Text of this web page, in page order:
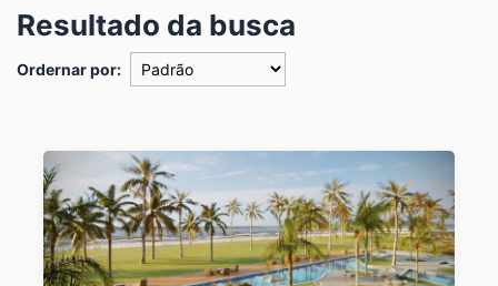
Resultado da busca
Ordernar por: